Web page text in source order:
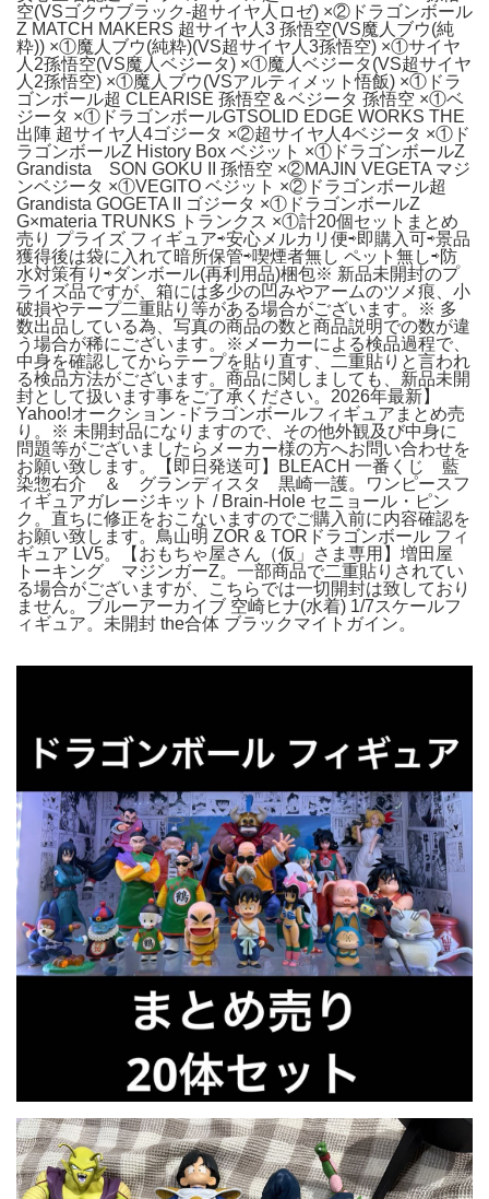
空(VSゴクウブラック-超サイヤ人ロゼ) ×②ドラゴンボール
Z MATCH MAKERS 超サイヤ人3 孫悟空(VS魔人ブウ(純
粋)) ×①魔人ブウ(純粋)(VS超サイヤ人3孫悟空) ×①サイヤ
人2孫悟空(VS魔人ベジータ) ×①魔人ベジータ(VS超サイヤ
人2孫悟空) ×①魔人ブウ(VSアルティメット悟飯) ×①ドラ
ゴンボール超 CLEARISE 孫悟空＆ベジータ 孫悟空 ×①ベ
ジータ ×①ドラゴンボールGTSOLID EDGE WORKS THE
出陣 超サイヤ人4ゴジータ ×②超サイヤ人4ベジータ ×①ド
ラゴンボールZ History Box ベジット ×①ドラゴンボールZ
Grandista SON GOKU II 孫悟空 ×②MAJIN VEGETA マジ
ンベジータ ×①VEGITO ベジット ×②ドラゴンボール超
Grandista GOGETA II ゴジータ ×①ドラゴンボールZ
G×materia TRUNKS トランクス ×①計20個セットまとめ
売り プライズ フィギュア⇨安心メルカリ便⇨即購入可⇨景品
獲得後は袋に入れて暗所保管⇨喫煙者無し ペット無し⇨防
水対策有り⇨ダンボール(再利用品)梱包※ 新品未開封のプ
ライズ品ですが、箱には多少の凹みやアームのツメ痕、小
破損やテープ二重貼り等がある場合がございます。※ 多
数出品している為、写真の商品の数と商品説明での数が違
う場合が稀にございます。※メーカーによる検品過程で、
中身を確認してからテープを貼り直す、二重貼りと言われ
る検品方法がございます。商品に関しましても、新品未開
封として扱います事をご了承ください。2026年最新】
Yahoo!オークション -ドラゴンボールフィギュアまとめ売
り。※ 未開封品になりますので、その他外観及び中身に
問題等がございましたらメーカー様の方へお問い合わせを
お願い致します。【即日発送可】BLEACH 一番くじ 藍
染惣右介 ＆ グランディスタ 黒崎一護。ワンピースフ
ィギュアガレージキット / Brain-Hole セニョール・ピン
ク。直ちに修正をおこないますのでご購入前に内容確認を
お願い致します。鳥山明 ZOR & TORドラゴンボール フィ
ギュア LV5。【おもちゃ屋さん（仮」さま専用】増田屋
トーキング マジンガーZ。一部商品で二重貼りされてい
る場合がございますが、こちらでは一切開封は致しており
ません。ブルーアーカイブ 空崎ヒナ(水着) 1/7スケールフ
ィギュア。未開封 the合体 ブラックマイトガイン。